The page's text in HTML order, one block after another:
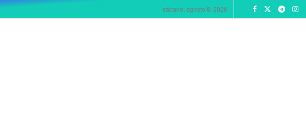
sábado, agosto 8, 2026